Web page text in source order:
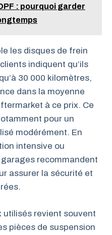
: pourquoi garder
les disques de frein
indiquent qu’ils
30 000 kilomètres,
dans la moyenne
à ce prix. Ce
pour un
modérément. En
intensive ou
recommandent
assurer la sécurité et
utilisés revient souvent
pièces de suspension